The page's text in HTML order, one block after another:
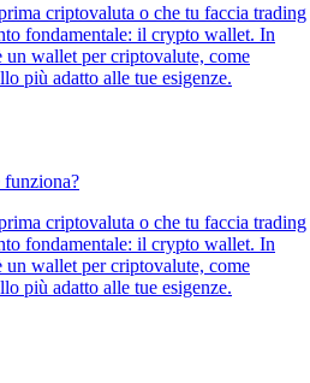
criptovaluta o che tu faccia trading
fondamentale: il crypto wallet. In
un wallet per criptovalute, come
più adatto alle tue esigenze.
funziona?
criptovaluta o che tu faccia trading
fondamentale: il crypto wallet. In
un wallet per criptovalute, come
più adatto alle tue esigenze.